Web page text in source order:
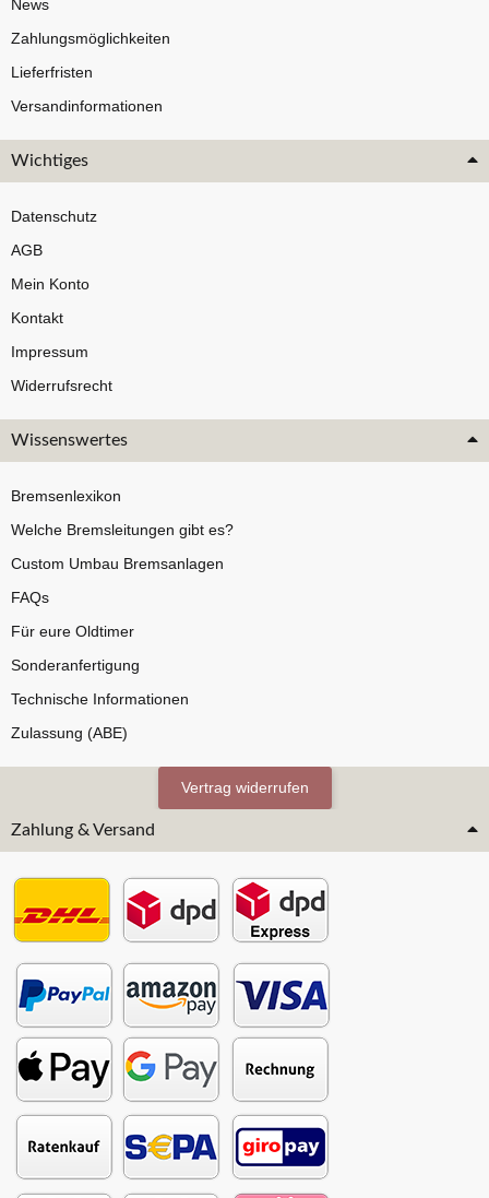
News
Zahlungsmöglichkeiten
Lieferfristen
Versandinformationen
Wichtiges
Datenschutz
AGB
Mein Konto
Kontakt
Impressum
Widerrufsrecht
Wissenswertes
Bremsenlexikon
Welche Bremsleitungen gibt es?
Custom Umbau Bremsanlagen
FAQs
Für eure Oldtimer
Sonderanfertigung
Technische Informationen
Zulassung (ABE)
Vertrag widerrufen
Zahlung & Versand